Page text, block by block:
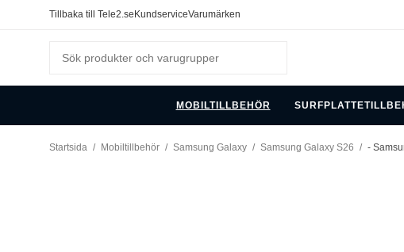
Tillbaka till Tele2.se KundserviceVarumärken
MOBILTILLBEHÖR
Startsida / Mobiltillbehör / Samsung Galaxy / Samsung Galaxy S26 / -